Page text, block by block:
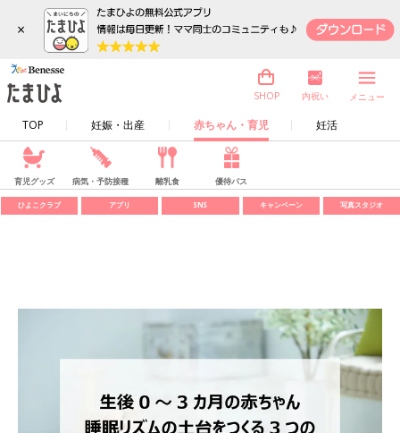
×
TOP 妊娠・出産 赤ちゃん・育児 妊活
SHOP 内祝い メニュー
育児グッズ 病気・予防接種 離乳食 優待パス
ひよこクラブ アプリ SNS キャンペーン 写真スタジオ